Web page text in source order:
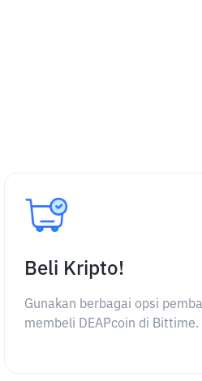
Beli Kripto!
Gunakan berbagai opsi
membeli DEAPcoin di Bittime.